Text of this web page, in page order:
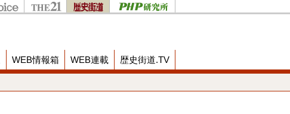
WEB情報箱 WEB連載 歴史街道.TV